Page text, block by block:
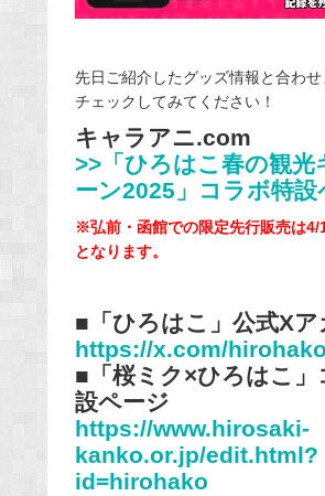
先日ご紹介したグッズ情報と合わ
チェックしてみてください！
キャラアニ.com
>>「ひろはこ春の観光
ーン2025」コラボ特設
※弘前・函館での限定先行販売は4/
となります。
■「ひろはこ」公式Xア
https://x.com/
■「桜ミク×ひろはこ」
設ページ
https://www.hirosaki-
kanko.or.jp/edit.html?
id=hirohako